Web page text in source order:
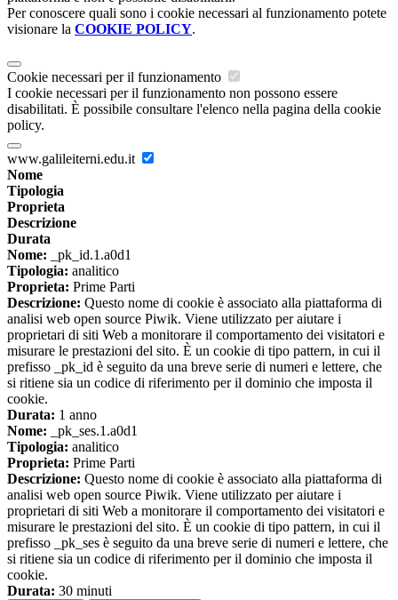
Per conoscere quali sono i cookie necessari al funzionamento potete
visionare la COOKIE POLICY.
Cookie necessari per il funzionamento
I cookie necessari per il funzionamento non possono essere
disabilitati. È possibile consultare l'elenco nella pagina della cookie
policy.
www.galileiterni.edu.it
Nome
Tipologia
Proprieta
Descrizione
Durata
Nome: _pk_id.1.a0d1
Tipologia: analitico
Proprieta: Prime Parti
Descrizione: Questo nome di cookie è associato alla piattaforma di
analisi web open source Piwik. Viene utilizzato per aiutare i
proprietari di siti Web a monitorare il comportamento dei visitatori e
misurare le prestazioni del sito. È un cookie di tipo pattern, in cui il
prefisso _pk_id è seguito da una breve serie di numeri e lettere, che
si ritiene sia un codice di riferimento per il dominio che imposta il
cookie.
Durata: 1 anno
Nome: _pk_ses.1.a0d1
Tipologia: analitico
Proprieta: Prime Parti
Descrizione: Questo nome di cookie è associato alla piattaforma di
analisi web open source Piwik. Viene utilizzato per aiutare i
proprietari di siti Web a monitorare il comportamento dei visitatori e
misurare le prestazioni del sito. È un cookie di tipo pattern, in cui il
prefisso _pk_ses è seguito da una breve serie di numeri e lettere, che
si ritiene sia un codice di riferimento per il dominio che imposta il
cookie.
Durata: 30 minuti